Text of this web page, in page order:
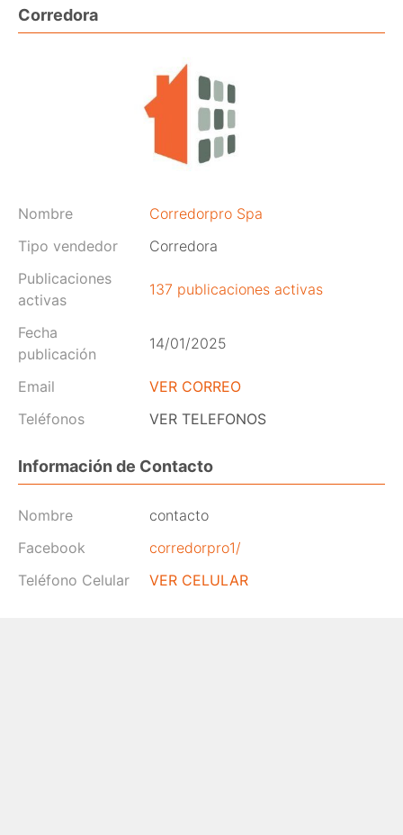
Corredora
Nombre
Corredorpro Spa
Tipo vendedor
Corredora
Publicaciones
activas
137 publicaciones activas
Fecha
publicación
14/01/2025
Email
VER CORREO
Teléfonos
VER TELEFONOS
Información de Contacto
Nombre
contacto
Facebook
corredorpro1/
Teléfono Celular
VER CELULAR